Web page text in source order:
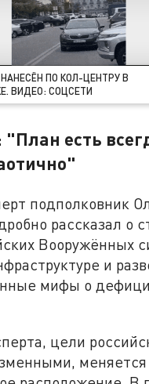
ПО КОЛ-ЦЕНТРУ В
ВИДЕО: СОЦСЕТИ
есть
подполковник
рассказал о
Вооружённых
и
мифы о
цели
меняется